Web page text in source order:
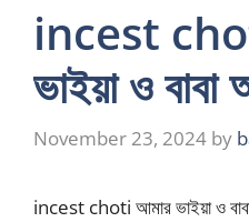
incest
ভাইয়া ও বাবা
November 23, 2024 by
incest choti আমার ভাইয়া ও